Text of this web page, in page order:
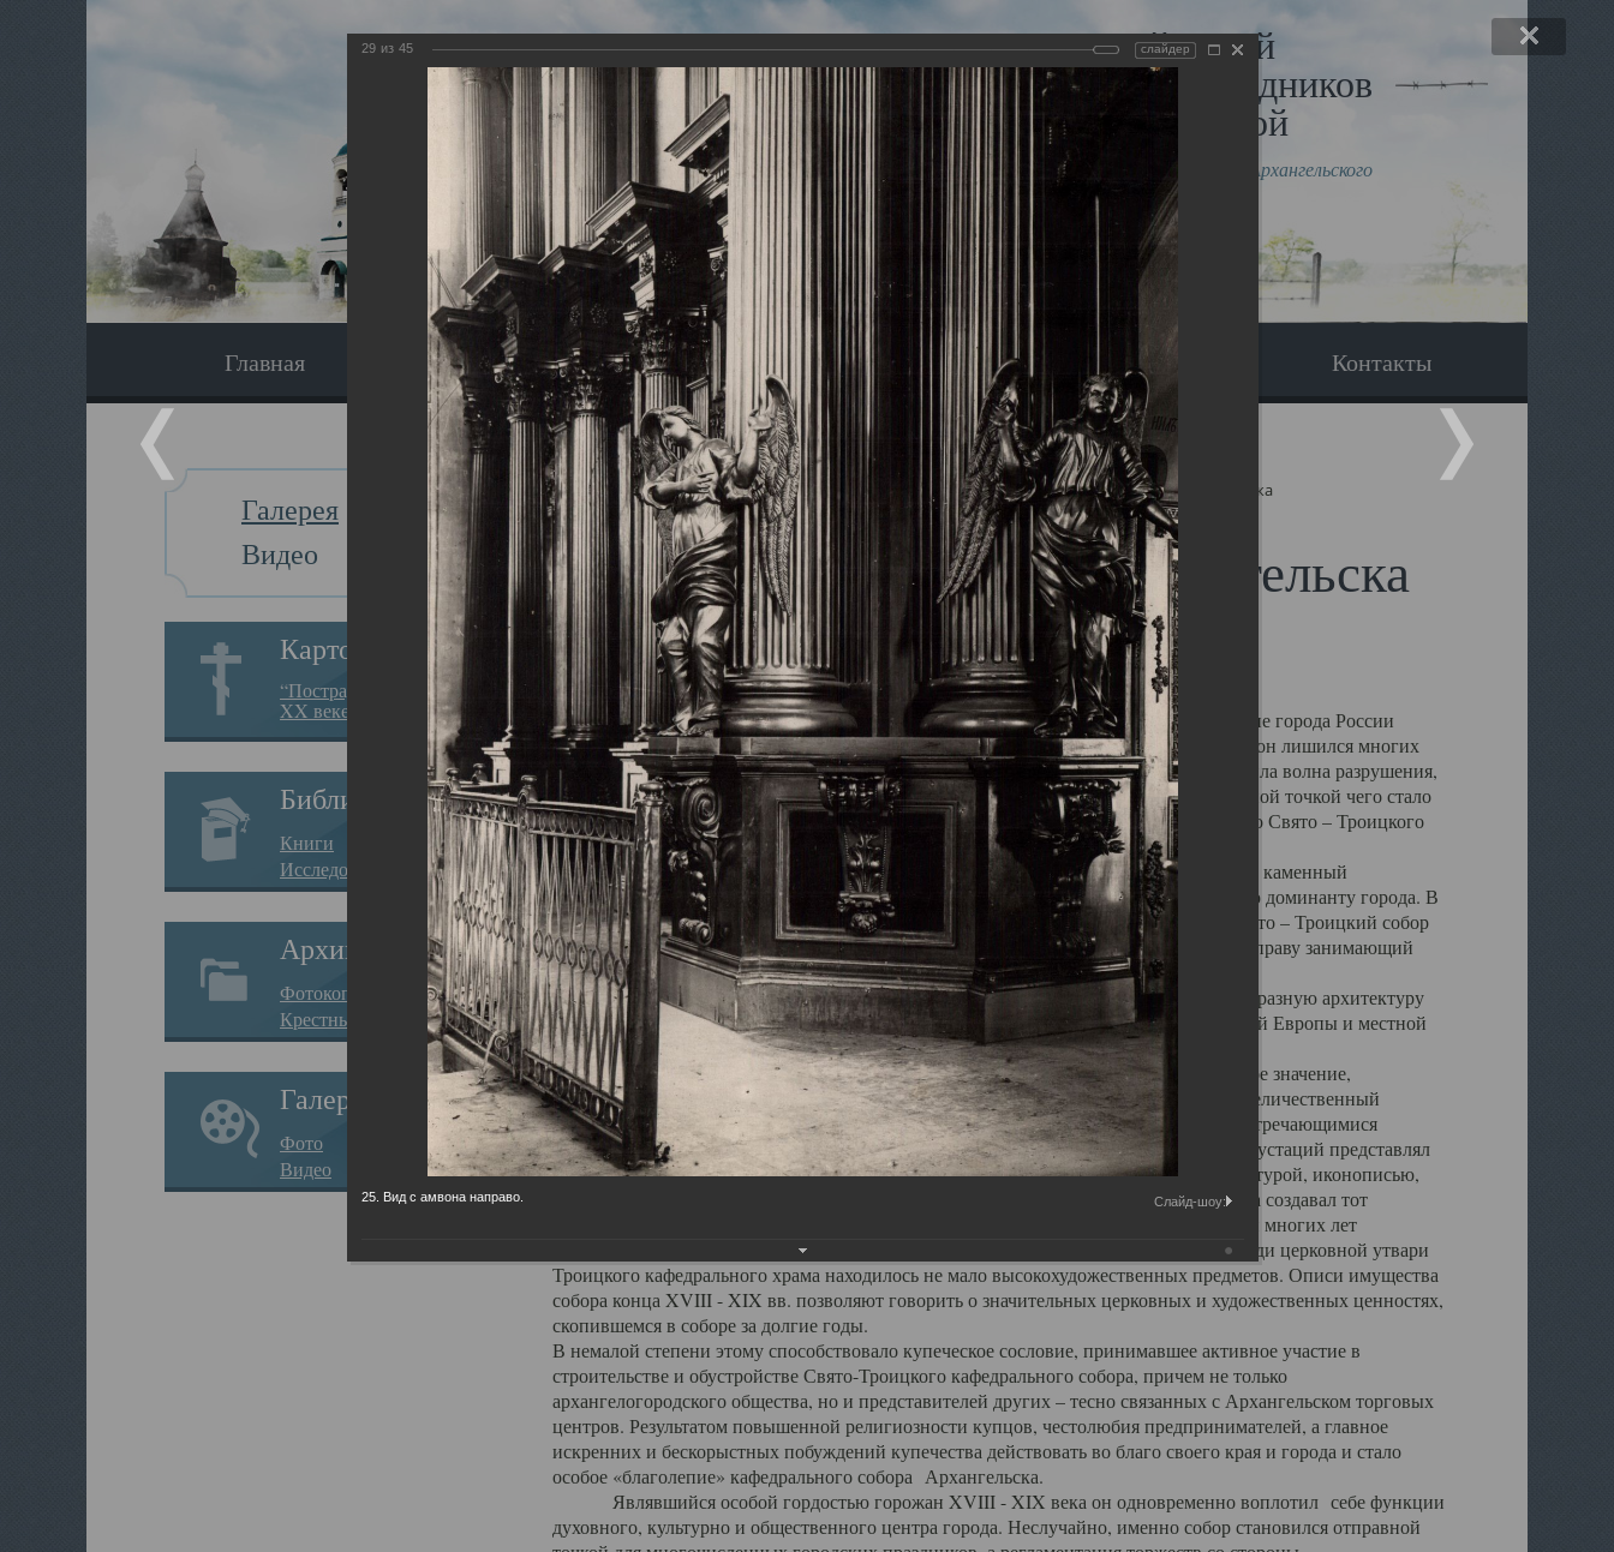
Виртуальный музей
Новомучеников и исповедников
Земли Архангельской
Сайт создан по благословлению митрополита Архангельского
и Холмогорского Даниила
Главная Экскурсия Наследники Галерея Вопрос-ответ Контакты
Галерея
Видео
Картотека
“Пострадавшие за веру в
XX веке на Севере”
Библиотека
Книги
Исследования
Архив
Фотокопии дел
Крестные ходы
Галерея
Фото
Видео
Главная Галерея Храмы-мученики Архангельска Свято-Троицкий собор Архангельска
Свято-Троицкий собор Архангельска
Свято-Троицкий собор Архангельска
23.12.2015
Сегодня мы можем говорить, что Архангельск в большей мере, чем другие губернские города России
пострадал от целенаправленных систематических разрушений, в результате которых он лишился многих
выдающихся памятников архитектуры. Больше всего по старому Архангельску ударила волна разрушения,
вызванная борьбой с религией, набравшая особую силу в конце 20 –х годов. Отправной точкой чего стало
разрушение православного центра архангельской губернии - ансамбля кафедрального Свято – Троицкого
собора Архангельска.
Возникнув в начале XVIII века в центре Архангельска, величественный каменный
двухэтажный Троицкий собор, сразу превратился в зрительную и градостроительную доминанту города. В
XVIII веке по масштабам ему не было равных на Севере. Вплоть до разрушения Свято – Троицкий собор
оставался самым высоким и значительным из городских строений Архангельска, по праву занимающий
второе место, после гостиных дворов, в градостроительной картине Архангельска.
Один из самых больших и светлых соборов России воплотил в себе яркую и своеобразную архитектуру
портового города с отраженными в ней архитектурными течениями России, Западной Европы и местной
архангелогородской школы церковного зодчества.
Масштабность, благолепие и богатство собора, вполне оправдывали его кафедральное значение,
заслуженно выделяя из многочисленных культовых построек города. Обширный и величественный
иконостас украшенный колоннами ионического стиля, с единственными нигде не встречающимися
царскими вратами, изящным фронтоном и множеством резных, символических инкрустаций представлял
собой поистине художественную ценность. В совокупности же с живописью, скульптурой, иконописью,
шитьем, многочисленными предметами церковной утвари интерьер Троицкого храма создавал тот
неповторимый красочный ансамбль декоративного убранства собора, на протяжении многих лет
поражающий воображение своих посетителей. В соборной ризнице, библиотеке, среди церковной утвари
Троицкого кафедрального храма находилось не мало высокохудожественных предметов. Описи имущества
собора конца XVIII - XIX вв. позволяют говорить о значительных церковных и художественных ценностях,
скопившемся в соборе за долгие годы.
В немалой степени этому способствовало купеческое сословие, принимавшее активное участие в
строительстве и обустройстве Свято-Троицкого кафедрального собора, причем не только
архангелогородского общества, но и представителей других – тесно связанных с Архангельском торговых
центров. Результатом повышенной религиозности купцов, честолюбия предпринимателей, а главное
искренних и бескорыстных побуждений купечества действовать во благо своего края и города и стало
особое «благолепие» кафедрального собора Архангельска.
Являвшийся особой гордостью горожан XVIII - XIX века он одновременно воплотил себе функции
духовного, культурно и общественного центра города. Неслучайно, именно собор становился отправной
29 из 45 слайдер
25. Вид с амвона направо. Слайд-шоу: